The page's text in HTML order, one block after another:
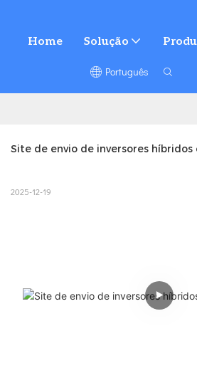
Home Solução
Português
Site de envio de inversores híbridos
2025-12-19